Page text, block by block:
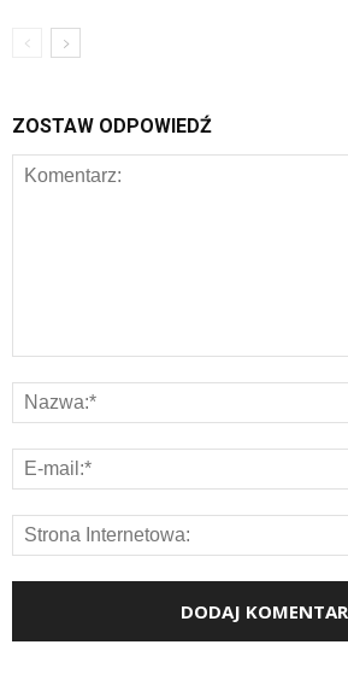
ZOSTAW ODPOWIEDŹ